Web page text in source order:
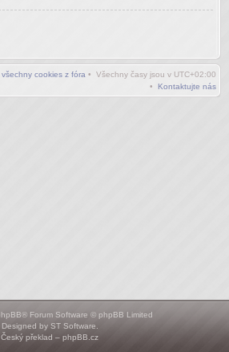
• Všechny časy jsou v UTC+02:00
cookies z fóra
• Kontaktujte nás
® Forum Software © phpBB Limited
Designed by ST Software
Český překlad – phpBB.cz